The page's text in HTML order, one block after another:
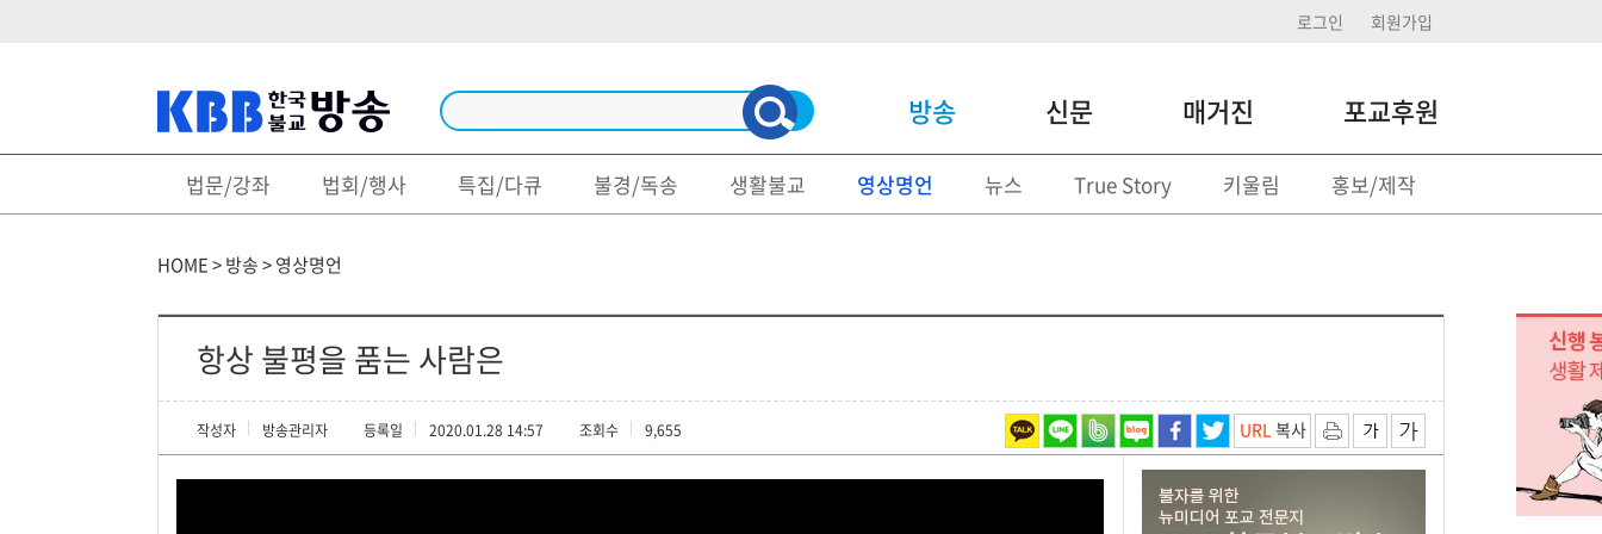
로그인 회원가입
방송 신문 매거진 포교후원
방송
법문/강좌
특집/다큐
불경/독송
생활불교
영상명언
신문
지역소식
종교
매거진
화보/출사
국보/보물
폐사지답사
포교후원
법문/강좌 법회/행사 특집/다큐 불경/독송 생활불교 영상명언 뉴스 True Story 키울림 홍보/제작
HOME > 방송 > 영상명언
항상 불평을 품는 사람은
작성자 방송관리자 등록일 2020.01.28 14:57 조회수 9,655 URL 복사